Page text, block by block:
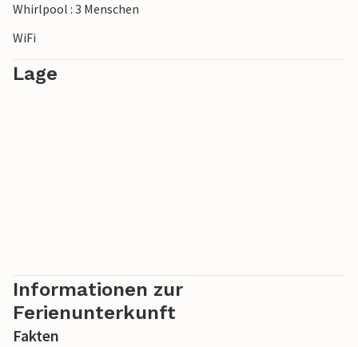
Whirlpool : 3 Menschen
WiFi
Lage
Informationen zur
Ferienunterkunft
Fakten